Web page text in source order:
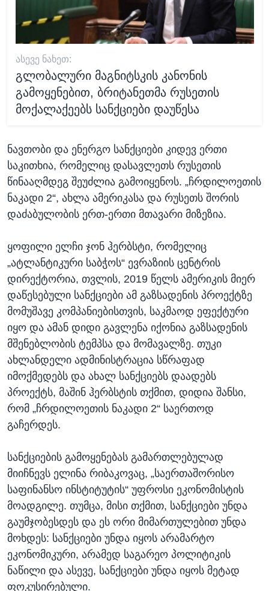
ᲐᲡᲔᲕᲔ ᲜᲐᲮᲔᲗ:
გლობალური მაგნიტსკის კანონის
გამოყენებით, ბრიტანეთმა რუსეთის
მოქალაქეებს სანქციები დაუწესა
ნავთობი და ენერგო სანქციები კიდევ ერთი
საკითხია, რომელიც დასავლეთს რუსეთის
წინააღმდეგ შეუძლია გამოიყენოს. „ჩრდილოეთის
ნაკადი 2“, ახლა ამერიკასა და რუსეთს შორის
დაძაბულობის ერთ-ერთი მთავარი მიზეზია.
ყოფილი ელჩი ჯონ ჰერბსტი, რომელიც
„ატლანტიკური საბჭოს“ ევრაზიის ცენტრის
დირექტორია, თვლის, 2019 წელს ამერიკის მიერ
დაწესებული სანქციები ამ გაზსადენის პროექტზე
მომუშავე კომპანიებისთვის, საკმაოდ ეფექტური
იყო და ამან დიდი გავლენა იქონია გაზსადენის
მშენებლობის ტემპსა და მომავალზე. თუკი
ახლანდელი ადმინისტრაცია სწრაფად
იმოქმედებს და ახალ სანქციებს დაადებს
პროექტს, მაშინ ჰერბსტის თქმით, დიდია შანსი,
რომ „ჩრდილოეთის ნაკადი 2“ საერთოდ
გაჩერდეს.
სანქციების გამოყენებას გამართლებულად
მიიჩნევს ელინა რიბაკოვაც, „საერთაშორისო
საფინანსო ინსტიტუტის“ უფროსი ეკონომისტის
მოადგილე. თუმცა, მისი თქმით, სანქციები უნდა
გაუმჯობესდეს და ეს ორი მიმართულებით უნდა
მოხდეს: სანქციები უნდა იყოს არამარტო
ეკონომიკური, არამედ საგარეო პოლიტიკის
ნაწილი და ასევე, სანქციები უნდა იყოს მეტად
ფოკუსირებული.